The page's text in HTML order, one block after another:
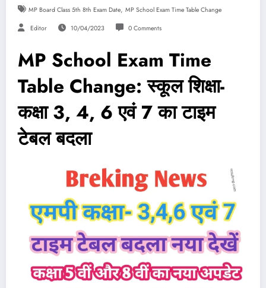
MP Board Class 5th 8th Exam Date, MP School Exam Time Table Change
Editor 10/04/2023 0 Comments
MP School Exam Time
Table Change: स्कूल शिक्षा-
कक्षा 3, 4, 6 एवं 7 का टाइम
टेबल बदला